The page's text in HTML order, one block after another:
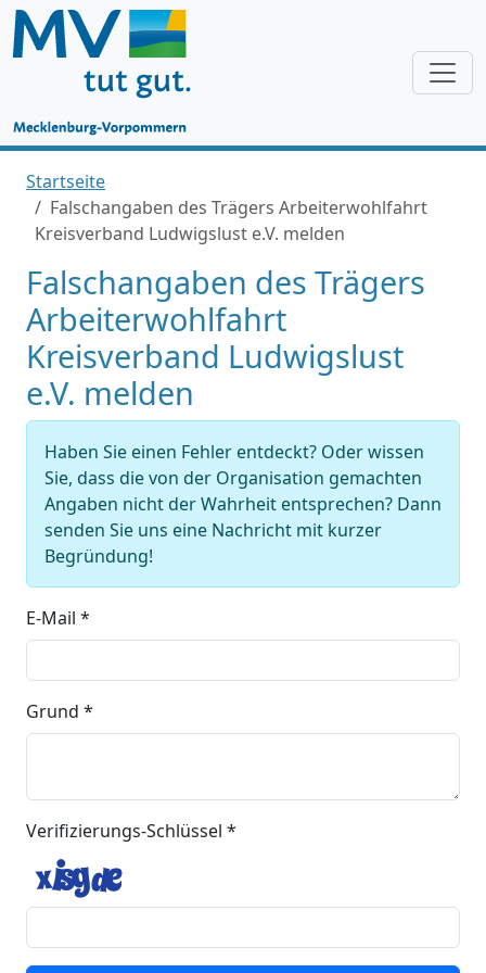
Startseite
Falschangaben des Trägers Arbeiterwohlfahrt
Kreisverband Ludwigslust e.V. melden
Falschangaben des Trägers
Arbeiterwohlfahrt
Kreisverband Ludwigslust
e.V. melden
Haben Sie einen Fehler entdeckt? Oder wissen
Sie, dass die von der Organisation gemachten
Angaben nicht der Wahrheit entsprechen? Dann
senden Sie uns eine Nachricht mit kurzer
Begründung!
E-Mail *
Grund *
Verifizierungs-Schlüssel *